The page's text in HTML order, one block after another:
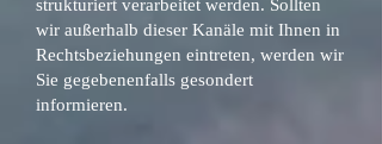
strukturiert verarbeitet werden. Sollten
wir außerhalb dieser Kanäle mit Ihnen in
Rechtsbeziehungen eintreten, werden wir
Sie gegebenenfalls gesondert
informieren.